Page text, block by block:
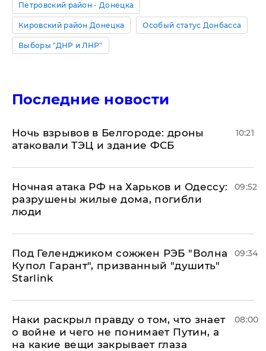
Петровский район - Донецка
Кировский район Донецка Особый статус Донбасса
Выборы "ДНР и ЛНР"
Последние новости
​Ночь взрывов в Белгороде: дроны
атаковали ТЭЦ и здание ФСБ
10:21
​Ночная атака РФ на Харьков и Одессу:
разрушены жилые дома, погибли
люди
09:52
Под Геленджиком сожжен РЭБ "Волна
Купол Гарант", призванный "душить"
Starlink
09:34
Наки раскрыл правду о том, что знает
о войне и чего не понимает Путин, а
на какие вещи закрывает глаза
08:00